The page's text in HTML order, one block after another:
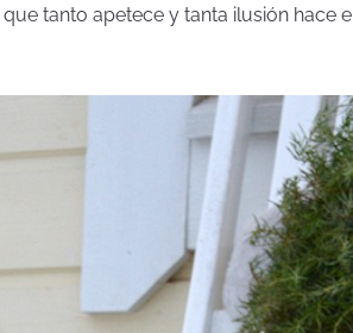
que tanto apetece y tanta ilusión hace